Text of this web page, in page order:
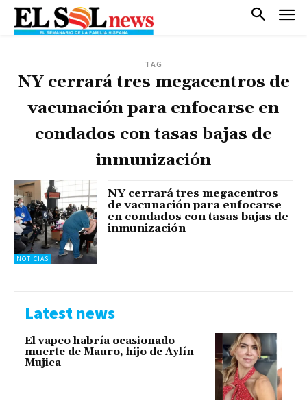
TAG
NY cerrará tres megacentros de
vacunación para enfocarse en
condados con tasas bajas de
inmunización
NOTICIAS
NY cerrará tres megacentros
de vacunación para enfocarse
en condados con tasas bajas de
inmunización
Latest news
El vapeo habría ocasionado
muerte de Mauro, hijo de Aylín
Mujica